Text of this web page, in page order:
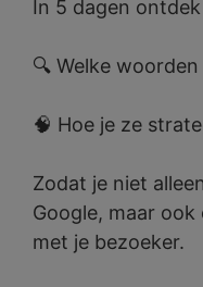
In 5 dagen ontdek
🔍 Welke
🧠 Hoe je ze
Zodat je niet
Google, maar
met je bezoeker.